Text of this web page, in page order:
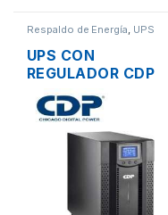
Respaldo de Energía, UPS
UPS CON
REGULADOR CDP
UPO11-3 I DE
2400W 6 TOMAS
220V + CONECTOR
DE BATERIA